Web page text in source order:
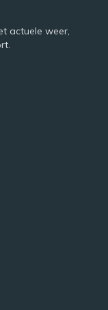
actuele weer,